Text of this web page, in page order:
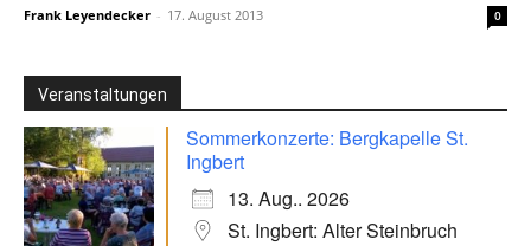
Frank Leyendecker - 17. August 2013 0
Veranstaltungen
Sommerkonzerte: Bergkapelle St.
Ingbert
13. Aug.. 2026
St. Ingbert: Alter Steinbruch